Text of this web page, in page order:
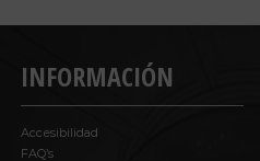
INFORMACIÓN
Accesibilidad
FAQ’s